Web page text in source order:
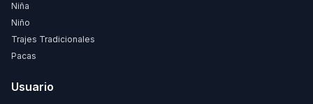
Niña
Niño
Trajes Tradicionales
Pacas
Usuario